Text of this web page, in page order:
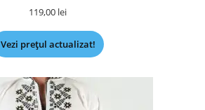
119,00 lei
Vezi prețul actualizat!